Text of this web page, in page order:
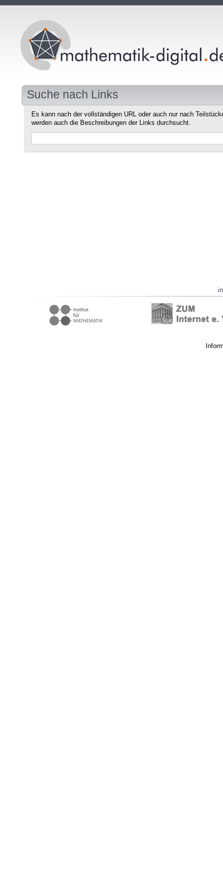
Suche nach Links
Es kann nach der vollständigen URL oder auch nur nach
werden auch die Beschreibungen der Links durchsucht.